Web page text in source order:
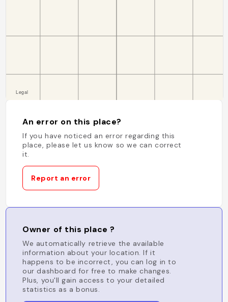
An error on this place?
If you have noticed an error regarding this
place, please let us know so we can correct
it.
Report an error
Owner of this place ?
We automatically retrieve the available
information about your location. If it
happens to be incorrect, you can log in to
our dashboard for free to make changes.
Plus, you'll gain access to your detailed
statistics as a bonus.